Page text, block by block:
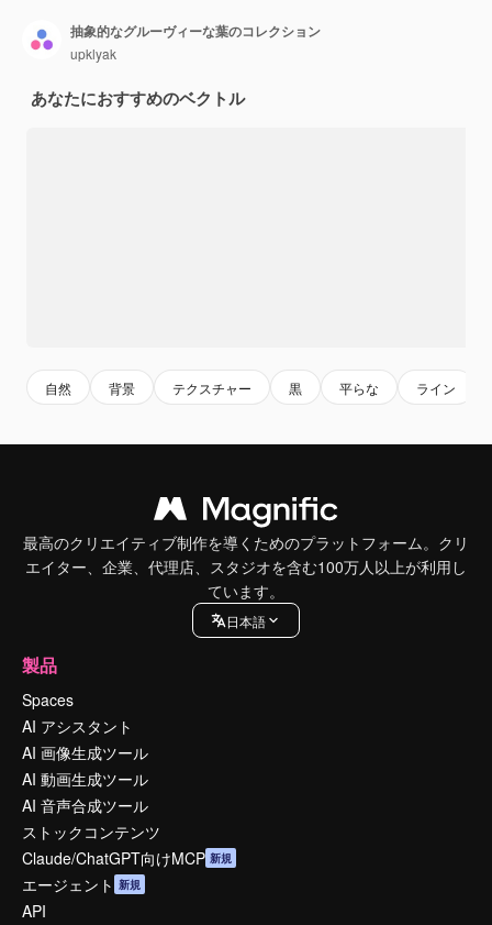
抽象的なグルーヴィーな葉のコレクション
upklyak
あなたにおすすめのベクトル
自然 背景 テクスチャー 黒 平らな ライン
最高のクリエイティブ制作を導くためのプラットフォーム。クリ
エイター、企業、代理店、スタジオを含む100万人以上が利用し
ています。
日本語
製品
Spaces
AI アシスタント
AI 画像生成ツール
AI 動画生成ツール
AI 音声合成ツール
ストックコンテンツ
Claude/ChatGPT向けMCP 新規
エージェント 新規
API